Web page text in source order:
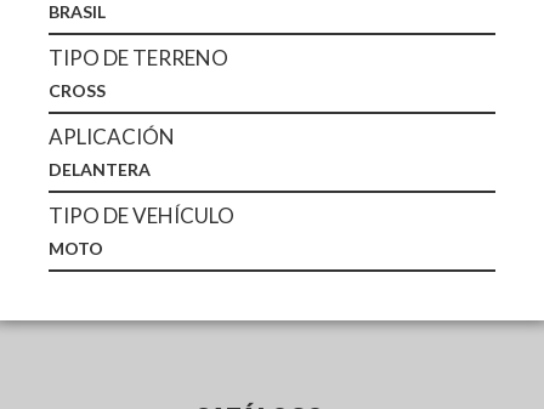
BRASIL
TIPO DE TERRENO
CROSS
APLICACIÓN
DELANTERA
TIPO DE VEHÍCULO
MOTO